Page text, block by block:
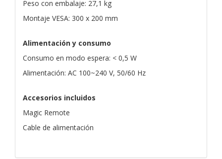
Peso con embalaje: 27,1 kg
Montaje VESA: 300 x 200 mm
Alimentación y consumo
Consumo en modo espera: < 0,5 W
Alimentación: AC 100~240 V, 50/60 Hz
Accesorios incluidos
Magic Remote
Cable de alimentación